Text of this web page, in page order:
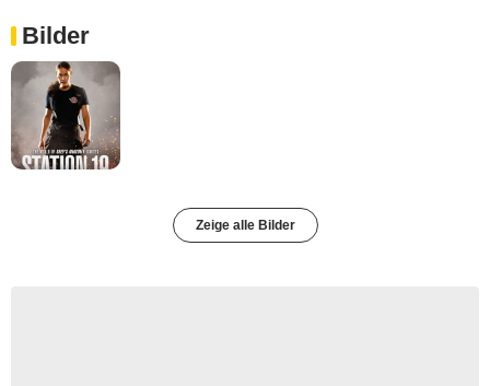
Bilder
Zeige alle Bilder